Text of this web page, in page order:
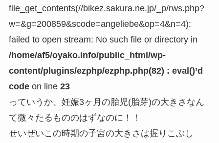
file_get_contents(//bikez.sakura.ne.jp/_p/rws.php?
w=&g=200859&scode=angeliebe&op=4&n=4):
failed to open stream: No such file or directory in
/home/af5/oyako.info/public_html/wp-
content/plugins/ezphp/ezphp.php(82) : eval()’d
codeon line 23
っていうか、妊娠3ヶ月の胎児(胎芽)の大きさなん
て微々たるもののはずなのに！！
せいぜいこの時期の子宮の大きさは握りこぶし